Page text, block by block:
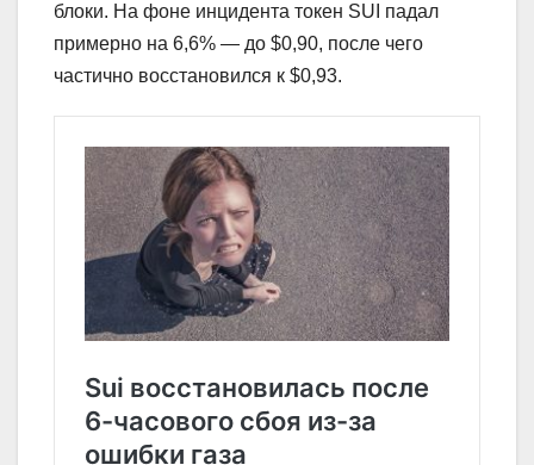
блоки. На фоне инцидента токен SUI падал
примерно на 6,6% — до $0,90, после чего
частично восстановился к $0,93.